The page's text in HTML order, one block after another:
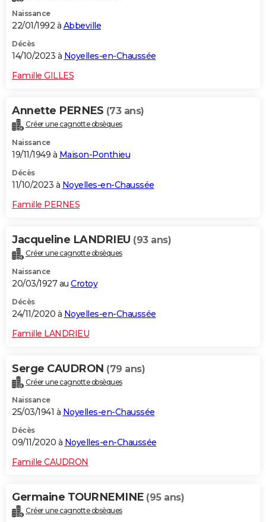
COPAINS D'AVANT
S'inscrire
Se connecter
Lycées
Collèges
Primaires
Universités
Entreprises
Service militaire
Avis de recherche
AVIS DE DÉCÈS
Naissance
22/01/1992 à Abbeville
Décès
14/10/2023 à Noyelles-en-Chaussée
Famille GILLES
Annette PERNES (73 ans)
Créer une cagnotte obsèques
Naissance
19/11/1949 à Maison-Ponthieu
Décès
11/10/2023 à Noyelles-en-Chaussée
Famille PERNES
Jacqueline LANDRIEU (93 ans)
Créer une cagnotte obsèques
Naissance
20/03/1927 au Crotoy
Décès
24/11/2020 à Noyelles-en-Chaussée
Famille LANDRIEU
Serge CAUDRON (79 ans)
Créer une cagnotte obsèques
Naissance
25/03/1941 à Noyelles-en-Chaussée
Décès
09/11/2020 à Noyelles-en-Chaussée
Famille CAUDRON
Germaine TOURNEMINE (95 ans)
Créer une cagnotte obsèques